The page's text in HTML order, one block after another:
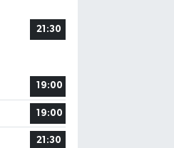
21:30
19:00
19:00
21:30